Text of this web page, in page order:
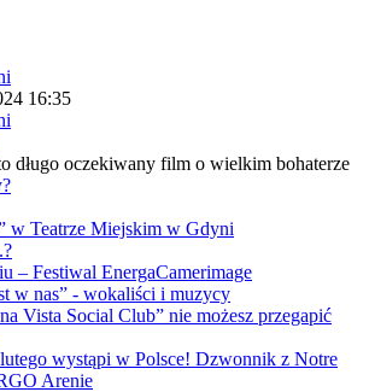
16:35
długo oczekiwany film o wielkim bohaterze
w Teatrze Miejskim w Gdyni
– Festiwal EnergaCamerimage
w nas” - wokaliści i muzycy
Vista Social Club” nie możesz przegapić
wystąpi w Polsce! Dzwonnik z Notre
Arenie